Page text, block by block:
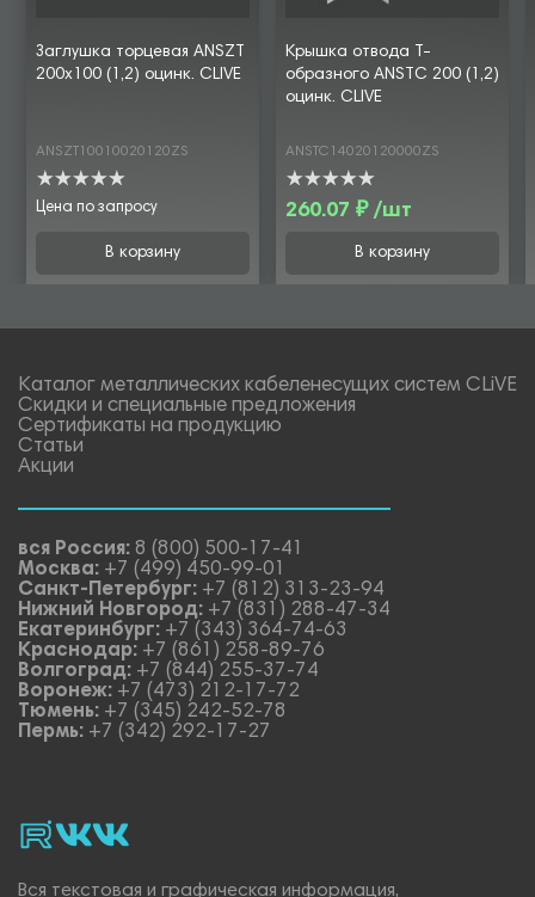
Заглушка торцевая ANSZT
200х100 (1,2) оцинк. CLIVE
ANSZT10010020120ZS
Цена по запросу
В корзину
Крышка отвода Т-
образного ANSTC 200 (1,2)
оцинк. CLIVE
ANSTC14020120000ZS
260.07 ₽ /шт
В корзину
Каталог металлических кабеленесущих систем CLiVE
Скидки и специальные предложения
Сертификаты на продукцию
Статьи
Акции
вся Россия: 8 (800) 500-17-41
Москва: +7 (499) 450-99-01
Санкт-Петербург: +7 (812) 313-23-94
Нижний Новгород: +7 (831) 288-47-34
Екатеринбург: +7 (343) 364-74-63
Краснодар: +7 (861) 258-89-76
Волгоград: +7 (844) 255-37-74
Воронеж: +7 (473) 212-17-72
Тюмень: +7 (345) 242-52-78
Пермь: +7 (342) 292-17-27
rutubevk_video.
Vk.
Вся текстовая и графическая информация,